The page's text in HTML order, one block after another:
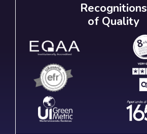
Recognitions
of Quality